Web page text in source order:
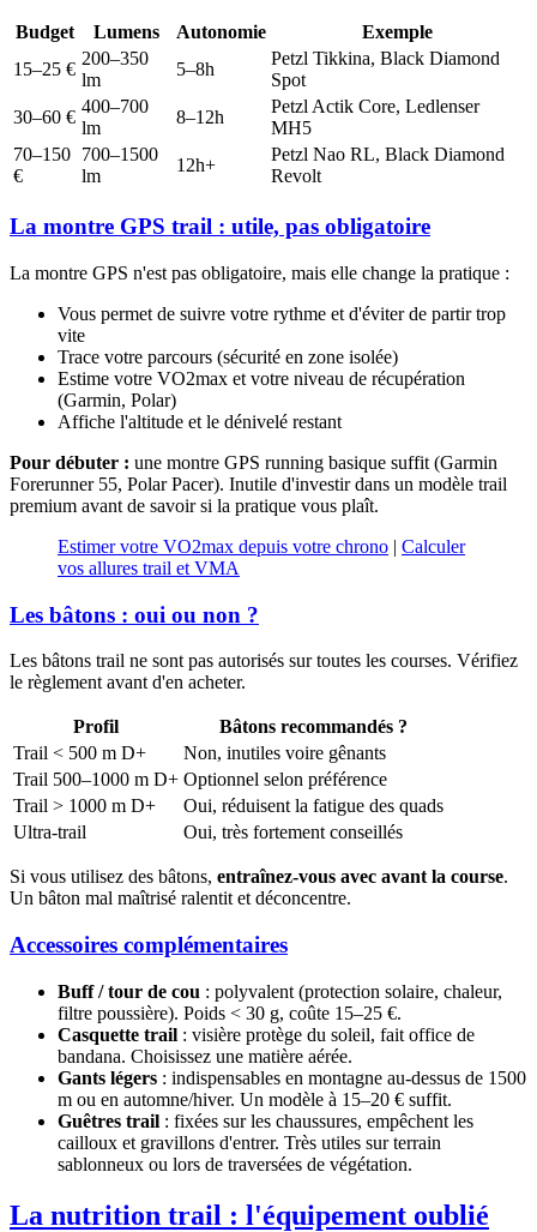
Budget Lumens Autonomie
Exemple
15–25 €
200–350
lm
5–8h
Petzl Tikkina, Black Diamond
Spot
30–60 €
400–700
lm
8–12h
Petzl Actik Core, Ledlenser
MH5
70–150
€
700–1500
lm
12h+
Petzl Nao RL, Black Diamond
Revolt
La montre GPS trail : utile, pas obligatoire
La montre GPS n'est pas obligatoire, mais elle change la pratique :
Vous permet de suivre votre rythme et d'éviter de partir trop
vite
Trace votre parcours (sécurité en zone isolée)
Estime votre VO2max et votre niveau de récupération
(Garmin, Polar)
Affiche l'altitude et le dénivelé restant
Pour débuter : une montre GPS running basique suffit (Garmin
Forerunner 55, Polar Pacer). Inutile d'investir dans un modèle trail
premium avant de savoir si la pratique vous plaît.
Estimer votre VO2max depuis votre chrono | Calculer
vos allures trail et VMA
Les bâtons : oui ou non ?
Les bâtons trail ne sont pas autorisés sur toutes les courses. Vérifiez
le règlement avant d'en acheter.
Profil
Bâtons recommandés ?
Trail < 500 m D+
Non, inutiles voire gênants
Trail 500–1000 m D+ Optionnel selon préférence
Trail > 1000 m D+
Oui, réduisent la fatigue des quads
Ultra-trail
Oui, très fortement conseillés
Si vous utilisez des bâtons, entraînez-vous avec avant la course.
Un bâton mal maîtrisé ralentit et déconcentre.
Accessoires complémentaires
Buff / tour de cou : polyvalent (protection solaire, chaleur,
filtre poussière). Poids < 30 g, coûte 15–25 €.
Casquette trail : visière protège du soleil, fait office de
bandana. Choisissez une matière aérée.
Gants légers : indispensables en montagne au-dessus de 1500
m ou en automne/hiver. Un modèle à 15–20 € suffit.
Guêtres trail : fixées sur les chaussures, empêchent les
cailloux et gravillons d'entrer. Très utiles sur terrain
sablonneux ou lors de traversées de végétation.
La nutrition trail : l'équipement oublié